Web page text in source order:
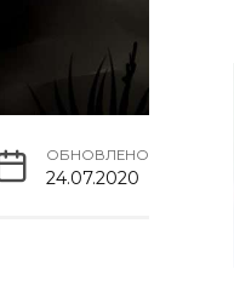
ОБНОВЛЕНО
24.07.2020